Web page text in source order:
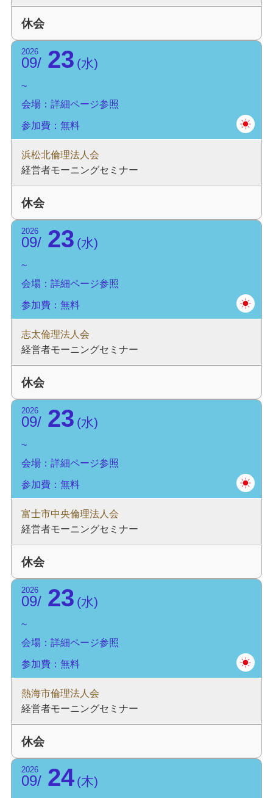
休会
2026
09 23 水
会場：詳細ページ参照
参加費：無料
浜松北倫理法人会
経営者モーニングセミナー
休会
2026
09 23 水
会場：詳細ページ参照
参加費：無料
志太倫理法人会
経営者モーニングセミナー
休会
2026
09 23 水
会場：詳細ページ参照
参加費：無料
富士市中央倫理法人会
経営者モーニングセミナー
休会
2026
09 23 水
会場：詳細ページ参照
参加費：無料
熱海市倫理法人会
経営者モーニングセミナー
休会
2026
09 24 木